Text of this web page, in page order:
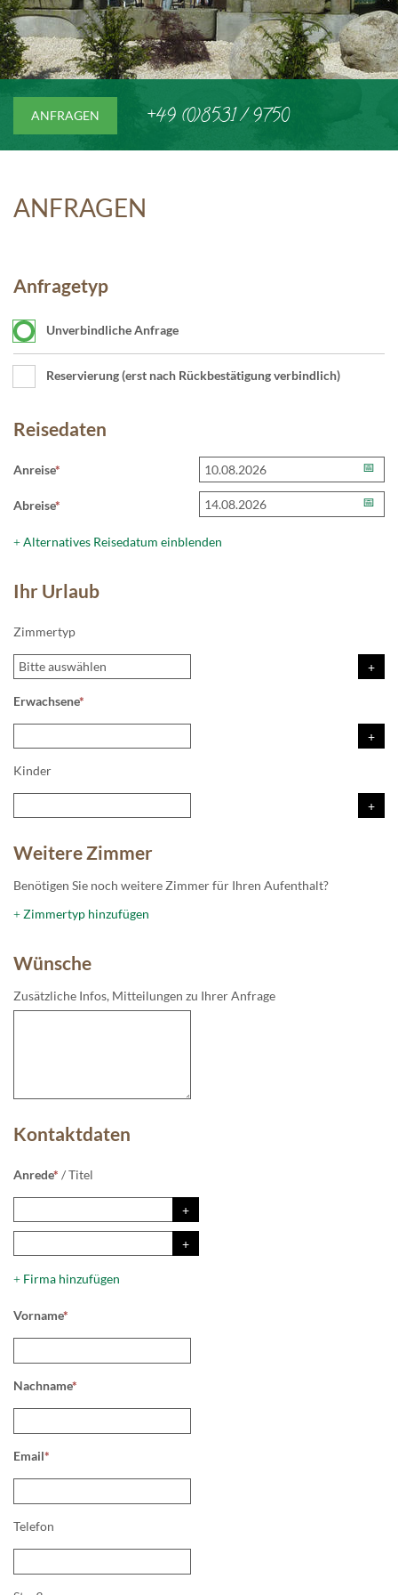
ANFRAGEN +49 (0)8531 / 9750
ANFRAGEN
Anfragetyp
Unverbindliche Anfrage
Reservierung (erst nach Rückbestätigung verbindlich)
Reisedaten
Anreise*
Abreise*
+ Alternatives Reisedatum einblenden
Ihr Urlaub
Zimmertyp
Erwachsene*
Kinder
Weitere Zimmer
Benötigen Sie noch weitere Zimmer für Ihren Aufenthalt?
+ Zimmertyp hinzufügen
Wünsche
Zusätzliche Infos, Mitteilungen zu Ihrer Anfrage
Kontaktdaten
Anrede* /Titel
+ Firma hinzufügen
Vorname*
Nachname*
Email*
Telefon